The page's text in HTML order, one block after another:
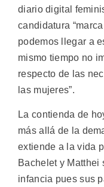
diario digital
candidatura
podemos llegar a
mismo tiempo no
respecto de las
las mujeres”.
La contienda de
más allá de la
extiende a la vida
Bachelet y Matthei
infancia pues sus